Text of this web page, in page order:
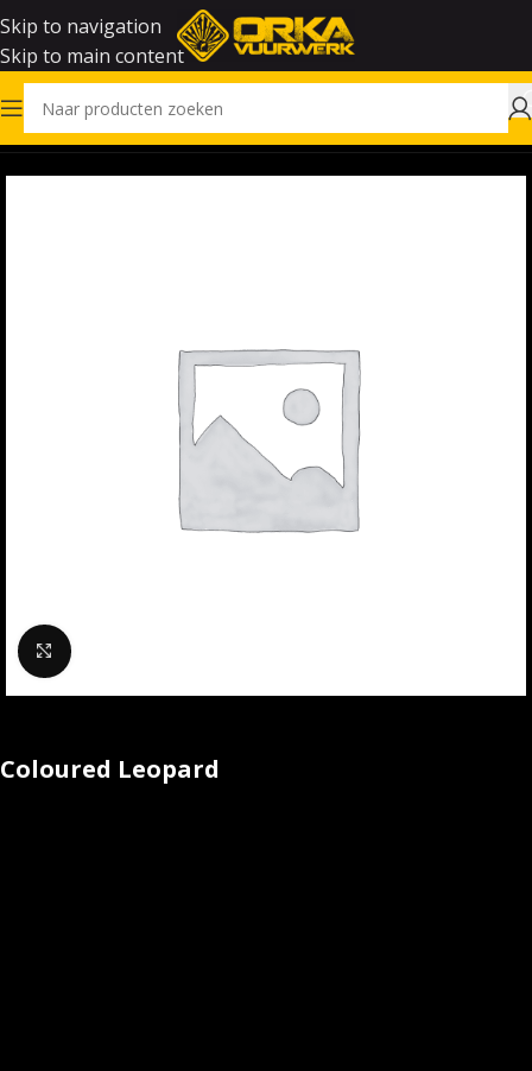
Skip to navigation
Skip to main content
Home Vuurwerk
Klik om te vergroten
Coloured Leopard